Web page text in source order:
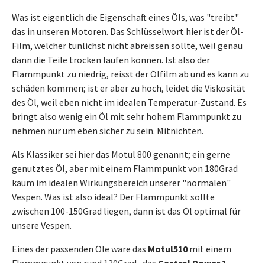
Was ist eigentlich die Eigenschaft eines Öls, was "treibt"
das in unseren Motoren. Das Schlüsselwort hier ist der Öl-
Film, welcher tunlichst nicht abreissen sollte, weil genau
dann die Teile trocken laufen können. Ist also der
Flammpunkt zu niedrig, reisst der Ölfilm ab und es kann zu
schäden kommen; ist er aber zu hoch, leidet die Viskosität
des Öl, weil eben nicht im idealen Temperatur-Zustand. Es
bringt also wenig ein Öl mit sehr hohem Flammpunkt zu
nehmen nur um eben sicher zu sein. Mitnichten.
Als Klassiker sei hier das Motul 800 genannt; ein gerne
genutztes Öl, aber mit einem Flammpunkt von 180Grad
kaum im idealen Wirkungsbereich unserer "normalen"
Vespen. Was ist also ideal? Der Flammpunkt sollte
zwischen 100-150Grad liegen, dann ist das Öl optimal für
unsere Vespen.
Eines der passenden Öle wäre das Motul510mit einem